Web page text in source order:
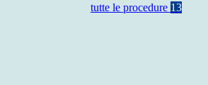
tutte le procedure 13